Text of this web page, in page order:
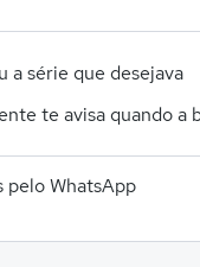
a série que desejava
te avisa quando a
WhatsApp